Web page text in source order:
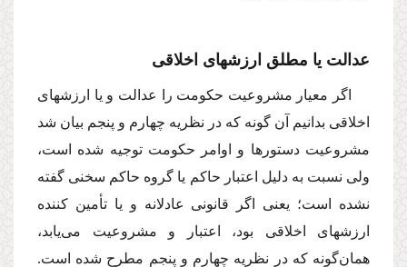
عدالت یا مطلق ارزشهاى اخلاقى
اگر معیار مشروعیت حكومت را عدالت و یا ارزشهاى
اخلاقى بدانیم آن گونه كه در نظریه چهارم و پنجم بیان شد
مشروعیت دستورها و اوامر حكومت توجیه شده است،
ولى نسبت به دلیل اعتبار حاكم یا گروه حاكم سخنى گفته
نشده است؛ یعنى اگر قانونى عادلانه و یا تأمین كننده
ارزشهاى اخلاقى بود، اعتبار و مشروعیت مى‌یابد،
همان‌گونه كه در نظریه چهارم و پنجم مطرح شده است.